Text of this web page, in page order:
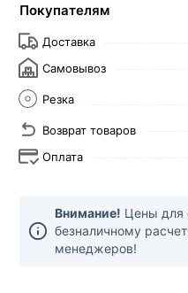
Покупателям
Доставка
Самовывоз
Резка
Возврат товаров
Оплата
Внимание! Цены для
безналичному
менеджеров!